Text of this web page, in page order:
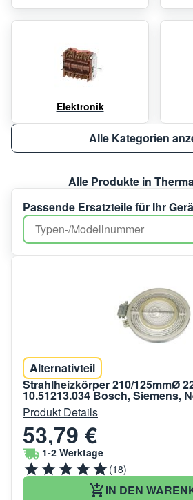
Elektronik
Alle Kategorien
Alle Produkte in
Passende Ersatzteile für Ihr
Alternativteil
Strahlheizkörper 210/125mmØ
10.51213.034 Bosch, Siemens,
Produkt Details
53,79 €
1-2 Werktage
(18)
IN DEN